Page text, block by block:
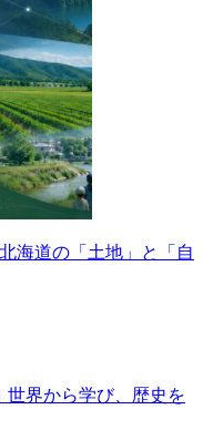
海道の「土地」と「自
世界から学び、歴史を